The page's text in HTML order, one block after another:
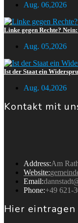
Aug. 06,2026
Linke gegen Rechte?
Aug. 05,2026
Ist der Staat ein
Aug. 04,2026
Kontakt mit
Address:Am
Website:
Email:
Phone:+49 621-
Hier eintragen